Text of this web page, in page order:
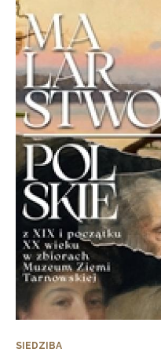
SIEDZIBA